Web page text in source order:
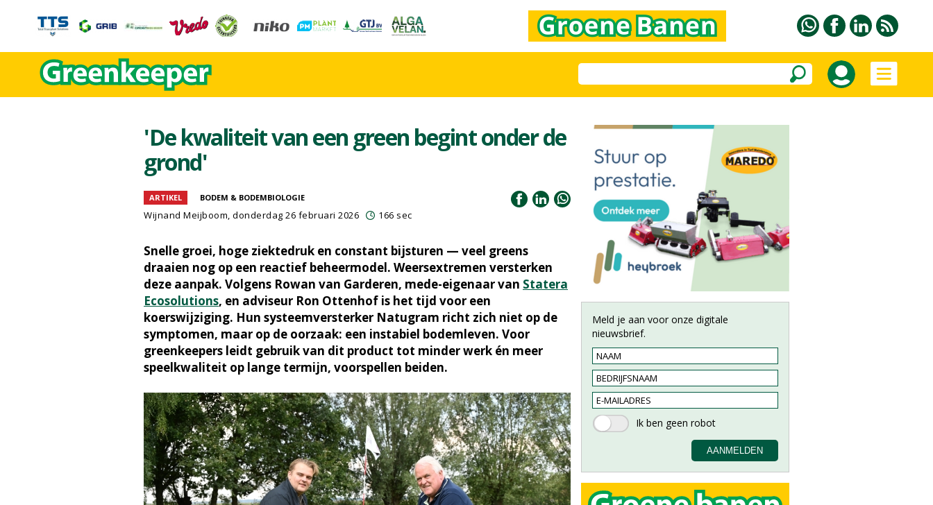
'De kwaliteit van een green begint onder de
grond'
ARTIKEL BODEM & BODEMBIOLOGIE
Wijnand Meijboom, donderdag 26 februari 2026 166 sec
Snelle groei, hoge ziektedruk en constant bijsturen — veel greens
draaien nog op een reactief beheermodel. Weersextremen versterken
deze aanpak. Volgens Rowan van Garderen, mede-eigenaar van Statera
Ecosolutions, en adviseur Ron Ottenhof is het tijd voor een
koerswijziging. Hun systeemversterker Natugram richt zich niet op de
symptomen, maar op de oorzaak: een instabiel bodemleven. Voor
greenkeepers leidt gebruik van dit product tot minder werk én meer
speelkwaliteit op lange termijn, voorspellen beiden.
Meld je aan voor onze digitale
nieuwsbrief.